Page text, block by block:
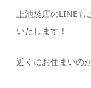
上池袋店のLINEも
いたします！
近くにお住まいの